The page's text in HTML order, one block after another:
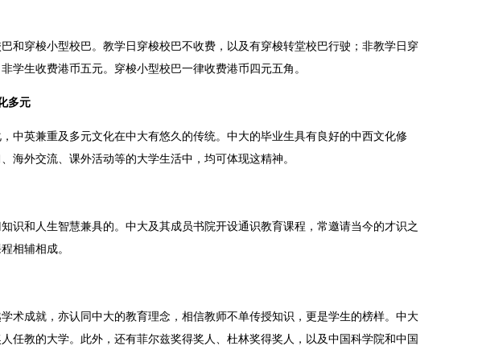
和穿梭小型校巴。教学日穿梭校巴不收费，以及有穿梭转堂校巴行驶；非教学日穿
学生收费港币五元。穿梭小型校巴一律收费港币四元五角。
多元
中英兼重及多元文化在中大有悠久的传统。中大的毕业生具有良好的中西文化修
海外交流、课外活动等的大学生活中，均可体现这精神。
识和人生智慧兼具的。中大及其成员书院开设通识教育课程，常邀请当今的才识之
相辅相成。
术成就，亦认同中大的教育理念，相信教师不单传授知识，更是学生的榜样。中大
任教的大学。此外，还有菲尔兹奖得奖人、杜林奖得奖人，以及中国科学院和中国